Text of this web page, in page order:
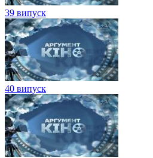
39 випуск
40 випуск